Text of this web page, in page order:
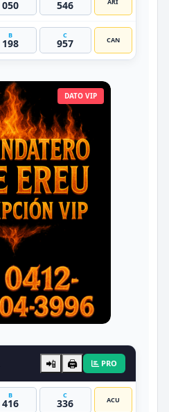
050 546 ARI
B
198
C
957 CAN
DATO VIP
📲 🖨️ PRO
B
416
C
336 ACU